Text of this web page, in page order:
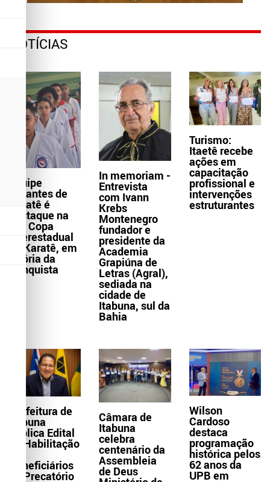
NOTÍCIAS
Equipe
Abrantes de
Karatê é
destaque na
32ª Copa
Interestadual
de Karatê, em
Vitória da
Conquista
In memoriam -
Entrevista
com Ivann
Krebs
Montenegro
fundador e
presidente da
Academia
Grapiúna de
Letras (Agral),
sediada na
cidade de
Itabuna, sul da
Bahia
Turismo:
Itaetê recebe
ações em
capacitação
profissional e
intervenções
estruturantes
Prefeitura de
Itabuna
publica Edital
de Habilitação
Beneficiários
do Precatório
Câmara de
Itabuna
celebra
centenário da
Assembleia
de Deus
Wilson
Cardoso
destaca
programação
histórica pelos
62 anos da
UPB em